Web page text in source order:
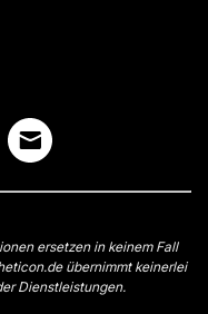
ersetzen in keinem Fall
übernimmt keinerlei
Dienstleistungen.